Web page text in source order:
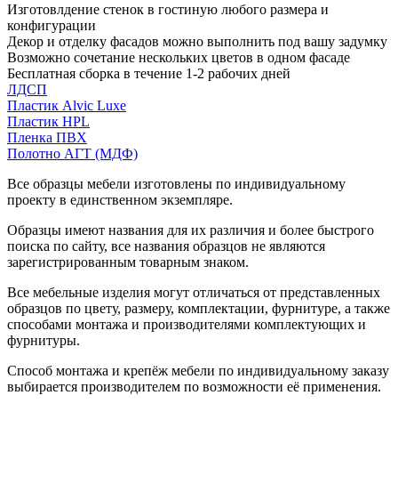
Изготовлдение стенок в гостиную любого размера и
конфигурации
Декор и отделку фасадов можно выполнить под вашу задумку
Возможно сочетание нескольких цветов в одном фасаде
Бесплатная сборка в течение 1-2 рабочих дней
ЛДСП
Пластик Alvic Luxe
Пластик HPL
Пленка ПВХ
Полотно АГТ (МДФ)
Все образцы мебели изготовлены по индивидуальному
проекту в единственном экземпляре.
Образцы имеют названия для их различия и более быстрого
поиска по сайту, все названия образцов не являются
зарегистрированным товарным знаком.
Все мебельные изделия могут отличаться от представленных
образцов по цвету, размеру, комплектации, фурнитуре, а также
способами монтажа и производителями комплектующих и
фурнитуры.
Способ монтажа и крепёж мебели по индивидуальному заказу
выбирается производителем по возможности её применения.